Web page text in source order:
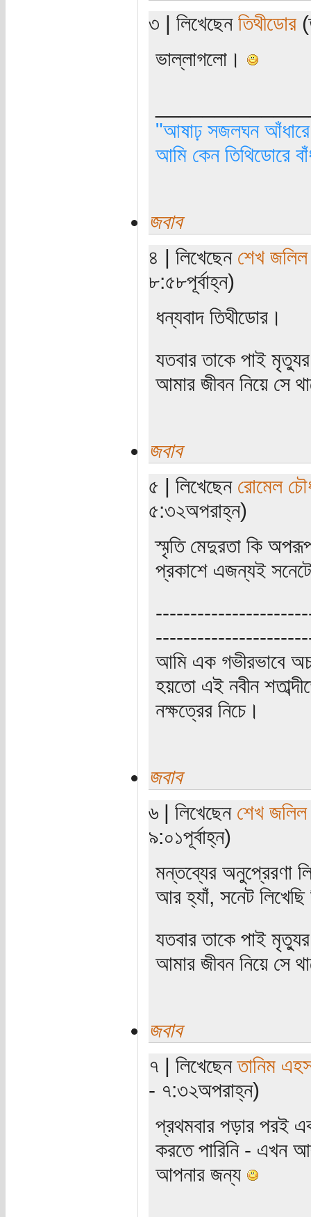
৩ | লিখেছেন তিথীডোর
ভাল্লাগলো।
"আষাঢ় সজলঘন আঁধারে,
আমি কেন তিথিডোরে
জবাব
৪ | লিখেছেন শেখ জলিল
৮:৫৮পূর্বাহ্ন)
ধন্যবাদ তিথীডোর।
যতবার তাকে পাই
আমার জীবন নিয়ে সে
জবাব
৫ | লিখেছেন রোমেল
৫:৩২অপরাহ্ন)
স্মৃতি মেদুরতা কি
প্রকাশে এজন্যই
আমি এক গভীরভাবে
হয়তো এই নবীন
নক্ষত্রের নিচে।
জবাব
৬ | লিখেছেন শেখ জলিল
৯:০১পূর্বাহ্ন)
মন্তব্যের অনুপ্রেরণা
আর হ্যাঁ, সনেট লিখেছি
যতবার তাকে পাই
আমার জীবন নিয়ে সে
জবাব
৭ | লিখেছেনতানিম
- ৭:৩২অপরাহ্ন)
প্রথমবার পড়ার পরই
করতে পারিনি - এখন
আপনার জন্য